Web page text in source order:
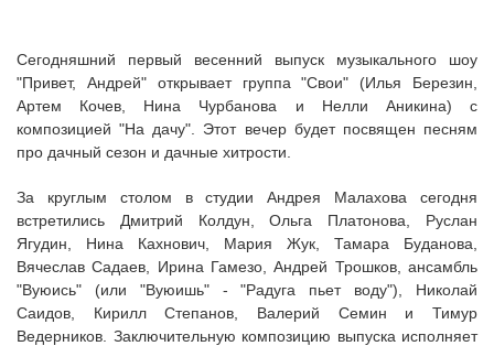
Сегодняшний первый весенний выпуск музыкального шоу
"Привет, Андрей" открывает группа "Свои" (Илья Березин,
Артем Кочев, Нина Чурбанова и Нелли Аникина) с
композицией "На дачу". Этот вечер будет посвящен песням
про дачный сезон и дачные хитрости.
За круглым столом в студии Андрея Малахова сегодня
встретились Дмитрий Колдун, Ольга Платонова, Руслан
Ягудин, Нина Кахнович, Мария Жук, Тамара Буданова,
Вячеслав Садаев, Ирина Гамезо, Андрей Трошков, ансамбль
"Вуюись" (или "Вуюишь" - "Радуга пьет воду"), Николай
Саидов, Кирилл Степанов, Валерий Семин и Тимур
Ведерников. Заключительную композицию выпуска исполняет